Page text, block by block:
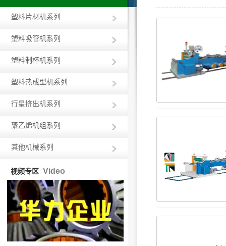
塑料片材机系列
塑料吸管机系列
塑料制杯机系列
塑料热成型机系列
行星挤出机系列
聚乙烯机组系列
其他机械系列
视频专区 Video